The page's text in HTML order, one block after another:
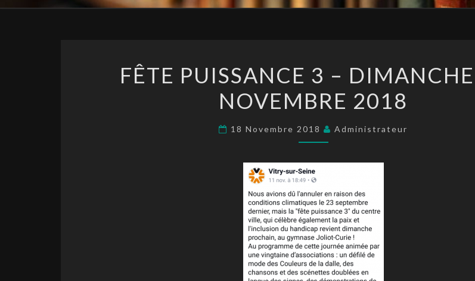
PUISSANCE
3
–
DIMANCHE
NOVEMBRE
2018
FÊTE PUISSANCE 3 –
NOVEMBRE 2018
18 Novembre 2018 Administrateur